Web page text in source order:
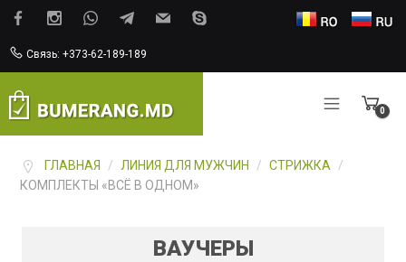
Связь: +373-62-189-189
0
ГЛАВНАЯ / ЛИНИЯ ДЛЯ МУЖЧИН / СТРИЖКА
/
КОМПЛЕКТЫ «ВСЁ В ОДНОМ»
ВАУЧЕРЫ